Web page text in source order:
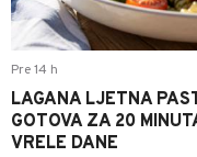
Pre 14 h
LAGANA LJETNA
GOTOVA ZA 20
VRELE DANE